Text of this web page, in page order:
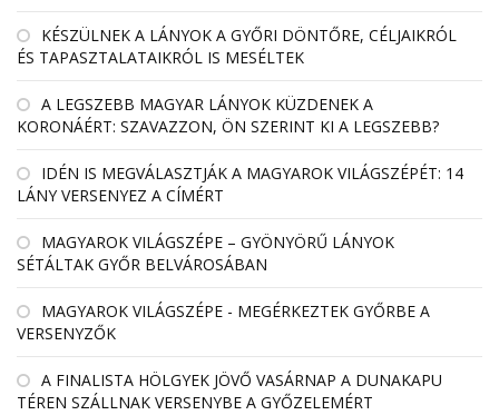
KÉSZÜLNEK A LÁNYOK A GYŐRI DÖNTŐRE, CÉLJAIKRÓL
ÉS TAPASZTALATAIKRÓL IS MESÉLTEK
A LEGSZEBB MAGYAR LÁNYOK KÜZDENEK A
KORONÁÉRT: SZAVAZZON, ÖN SZERINT KI A LEGSZEBB?
IDÉN IS MEGVÁLASZTJÁK A MAGYAROK VILÁGSZÉPÉT: 14
LÁNY VERSENYEZ A CÍMÉRT
MAGYAROK VILÁGSZÉPE – GYÖNYÖRŰ LÁNYOK
SÉTÁLTAK GYŐR BELVÁROSÁBAN
MAGYAROK VILÁGSZÉPE - MEGÉRKEZTEK GYŐRBE A
VERSENYZŐK
A FINALISTA HÖLGYEK JÖVŐ VASÁRNAP A DUNAKAPU
TÉREN SZÁLLNAK VERSENYBE A GYŐZELEMÉRT